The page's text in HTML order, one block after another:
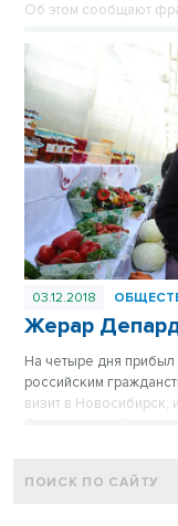
Об этом сообщают
03.12.2018
Жерар
На четыре дня прибыл
российским
визит в Новосибирск,
француза – сейчас в